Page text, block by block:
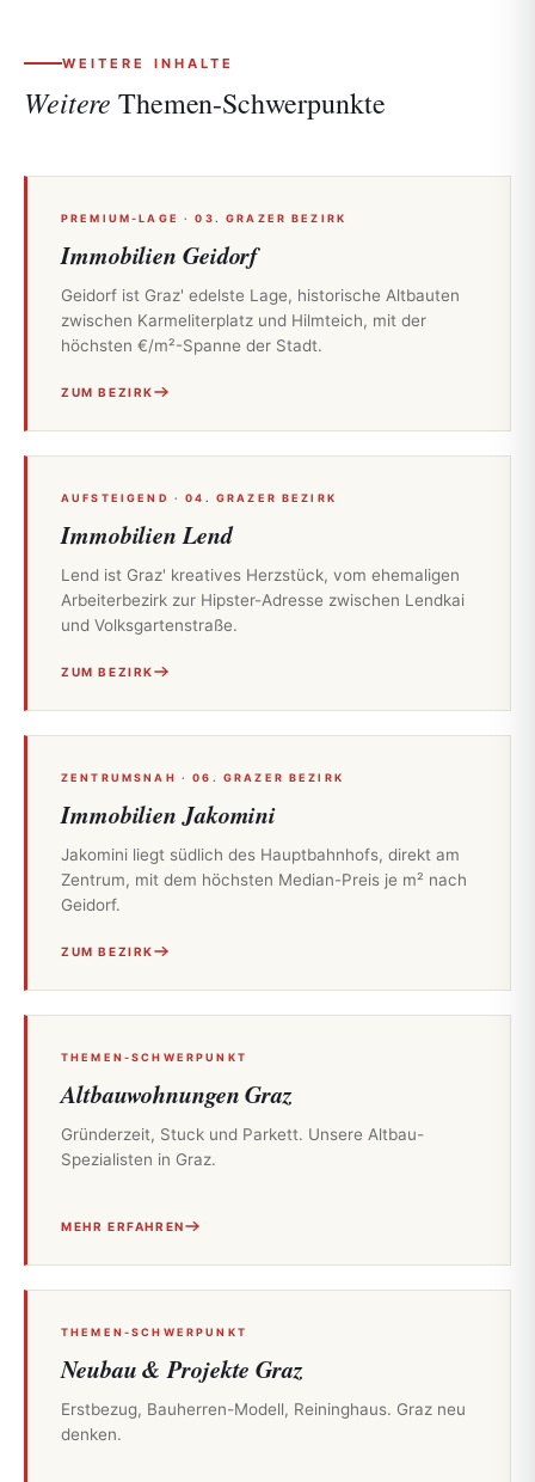
WEITERE INHALTE
WeitereThemen-Schwerpunkte
PREMIUM-LAGE · 03. GRAZER BEZIRK
Immobilien Geidorf
Geidorf ist Graz' edelste Lage, historische Altbauten
zwischen Karmeliterplatz und Hilmteich, mit der
höchsten €/m²-Spanne der Stadt.
ZUM BEZIRK
AUFSTEIGEND · 04. GRAZER BEZIRK
Immobilien Lend
Lend ist Graz' kreatives Herzstück, vom ehemaligen
Arbeiterbezirk zur Hipster-Adresse zwischen Lendkai
und Volksgartenstraße.
ZUM BEZIRK
ZENTRUMSNAH · 06. GRAZER BEZIRK
Immobilien Jakomini
Jakomini liegt südlich des Hauptbahnhofs, direkt am
Zentrum, mit dem höchsten Median-Preis je m² nach
Geidorf.
ZUM BEZIRK
THEMEN-SCHWERPUNKT
Altbauwohnungen Graz
Gründerzeit, Stuck und Parkett. Unsere Altbau-
Spezialisten in Graz.
MEHR ERFAHREN
THEMEN-SCHWERPUNKT
Neubau & Projekte Graz
Erstbezug, Bauherren-Modell, Reininghaus. Graz neu
denken.